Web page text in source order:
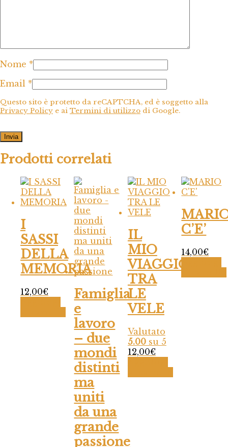
Nome *
Email *
Questo sito è protetto da reCAPTCHA, ed è soggetto alla
Privacy Policy e ai Termini di utilizzo di Google.
Prodotti correlati
I
SASSI
DELLA
MEMORIA
12,00€
Famiglia
e
lavoro
– due
mondi
distinti
ma
uniti
da una
grande
passione
IL
MIO
VIAGGIO
TRA
LE
VELE
Valutato
5.00su 5
12,00€
C’E’
14,00€